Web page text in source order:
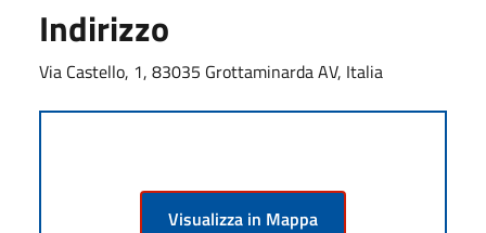
Indirizzo
Via Castello, 1, 83035 Grottaminarda AV, Italia
Visualizza in Mappa